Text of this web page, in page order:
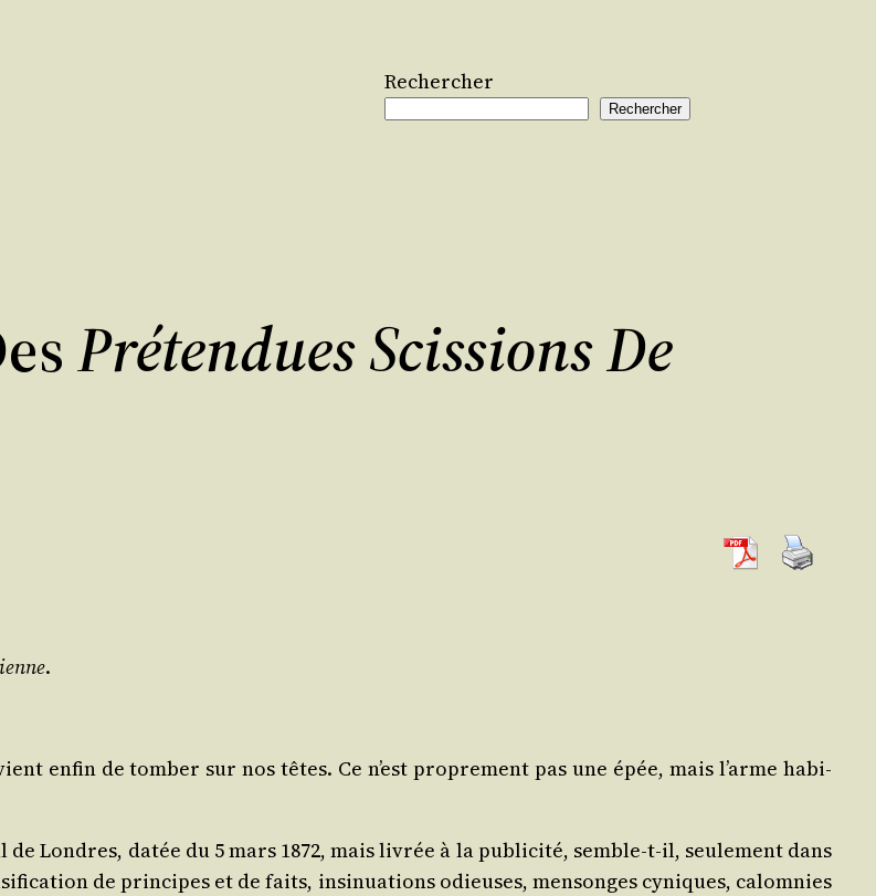
Rechercher
Rechercher
Prétendues Scissions De
.
enfin de tom­ber sur nos têtes. Ce n’est pro­pre­ment pas une épée, mais l’arme habi­
Londres, datée du 5 mars 1872, mais livrée à la publi­ci­té, semble-t-il, seule­ment dans
de prin­cipes et de faits, insi­nua­tions odieuses, men­songes cyniques, calom­nies